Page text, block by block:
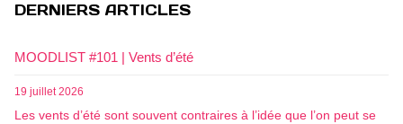
DERNIERS ARTICLES
MOODLIST #101 | Vents d’été
19 juillet 2026
Les vents d’été sont souvent contraires à l’idée que l’on peut se